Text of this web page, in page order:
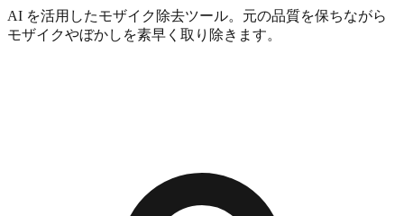
AI を活用したモザイク除去ツール。元の品質を保ちながら
モザイクやぼかしを素早く取り除きます。